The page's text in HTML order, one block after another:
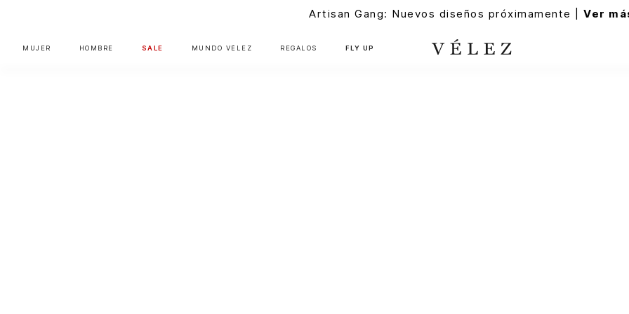
Artisan Gang: Nuevos diseños próximamente |Ver
MUJER HOMBRE SALE MUNDO VÉLEZ REGALOS FLY UP